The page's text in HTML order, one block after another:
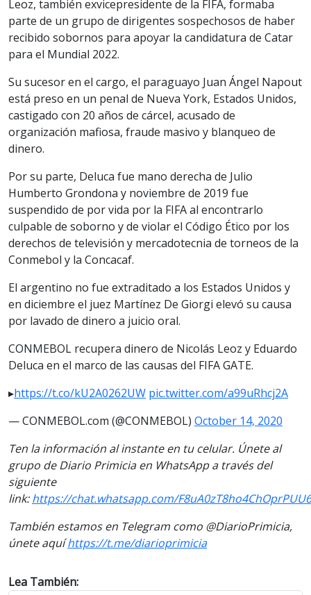
Leoz, también exvicepresidente de la FIFA, formaba
parte de un grupo de dirigentes sospechosos de haber
recibido sobornos para apoyar la candidatura de Catar
para el Mundial 2022.
Su sucesor en el cargo, el paraguayo Juan Ángel Napout
está preso en un penal de Nueva York, Estados Unidos,
castigado con 20 años de cárcel, acusado de
organización mafiosa, fraude masivo y blanqueo de
dinero.
Por su parte, Deluca fue mano derecha de Julio
Humberto Grondona y noviembre de 2019 fue
suspendido de por vida por la FIFA al encontrarlo
culpable de soborno y de violar el Código Ético por los
derechos de televisión y mercadotecnia de torneos de la
Conmebol y la Concacaf.
El argentino no fue extraditado a los Estados Unidos y
en diciembre el juez Martínez De Giorgi elevó su causa
por lavado de dinero a juicio oral.
CONMEBOL recupera dinero de Nicolás Leoz y Eduardo
Deluca en el marco de las causas del FIFA GATE.
▸https://t.co/kU2A0262UW pic.twitter.com/a99uRhcj2A
— CONMEBOL.com (@CONMEBOL) October 14, 2020
Ten la información al instante en tu celular. Únete al
grupo de Diario Primicia en WhatsApp a través del
siguiente
link: https://chat.whatsapp.com/
También estamos en Telegram como @DiarioPrimicia,
únete aquíhttps://t.me/diarioprimicia
Lea También: